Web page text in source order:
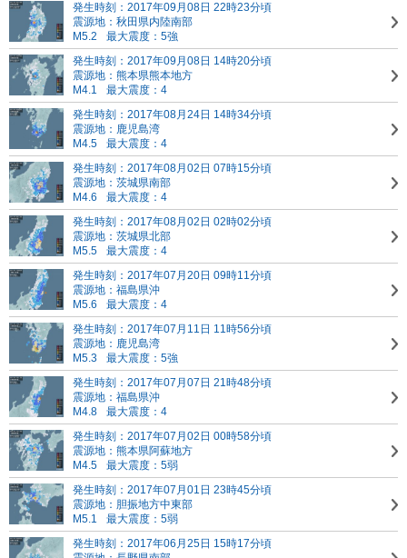
発生時刻：2017年09月08日 22時23分頃
震源地：秋田県内陸南部
M5.2
最大震度：5強
発生時刻：2017年09月08日 14時20分頃
震源地：熊本県熊本地方
M4.1
最大震度：4
発生時刻：2017年08月24日 14時34分頃
震源地：鹿児島湾
M4.5
最大震度：4
発生時刻：2017年08月02日 07時15分頃
震源地：茨城県南部
M4.6
最大震度：4
発生時刻：2017年08月02日 02時02分頃
震源地：茨城県北部
M5.5
最大震度：4
発生時刻：2017年07月20日 09時11分頃
震源地：福島県沖
M5.6
最大震度：4
発生時刻：2017年07月11日 11時56分頃
震源地：鹿児島湾
M5.3
最大震度：5強
発生時刻：2017年07月07日 21時48分頃
震源地：福島県沖
M4.8
最大震度：4
発生時刻：2017年07月02日 00時58分頃
震源地：熊本県阿蘇地方
M4.5
最大震度：5弱
発生時刻：2017年07月01日 23時45分頃
震源地：胆振地方中東部
M5.1
最大震度：5弱
発生時刻：2017年06月25日 15時17分頃